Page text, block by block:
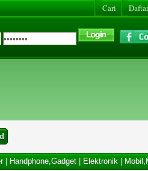
Cari
| Handphone,Gadget| Elektronik|